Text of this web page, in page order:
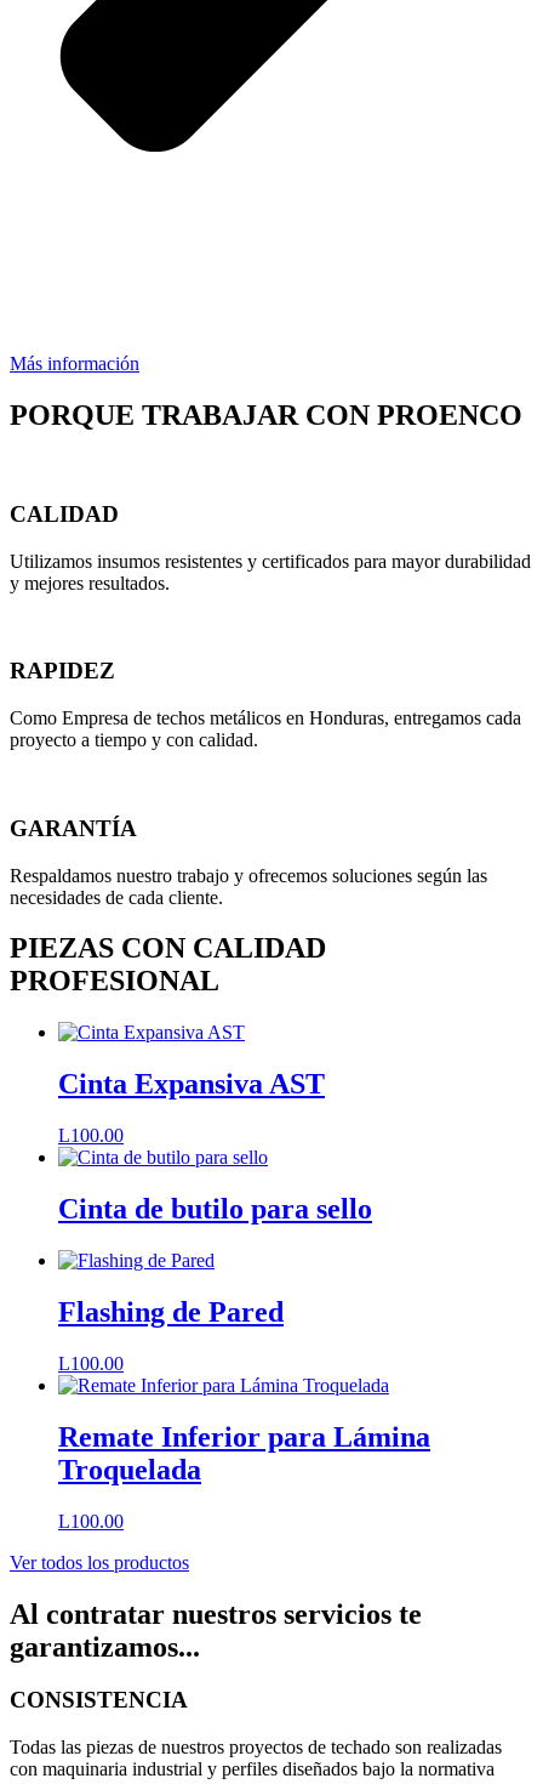
Más información
PORQUE TRABAJAR CON PROENCO
CALIDAD
Utilizamos insumos resistentes y certificados para mayor durabilidad
y mejores resultados.
RAPIDEZ
Como Empresa de techos metálicos en Honduras, entregamos cada
proyecto a tiempo y con calidad.
GARANTÍA
Respaldamos nuestro trabajo y ofrecemos soluciones según las
necesidades de cada cliente.
PIEZAS CON CALIDAD
PROFESIONAL
Cinta Expansiva AST
L100.00
Cinta de butilo para sello
Flashing de Pared
L100.00
Remate Inferior para Lámina
Troquelada
L100.00
Ver todos los productos
Al contratar nuestros servicios te
garantizamos...
CONSISTENCIA
Todas las piezas de nuestros proyectos de techado son realizadas
con maquinaria industrial y perfiles diseñados bajo la normativa